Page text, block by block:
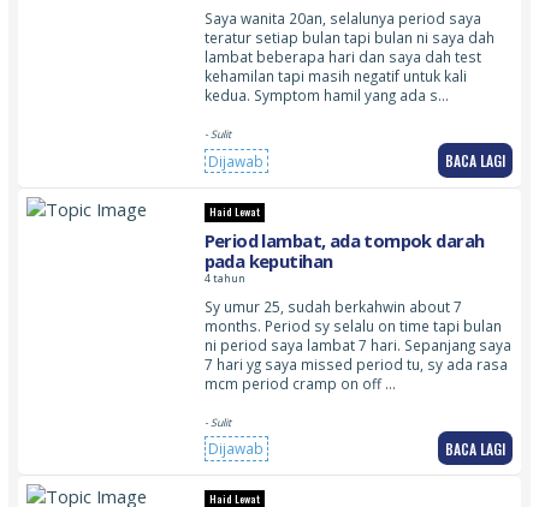
Saya wanita 20an, selalunya period saya
teratur setiap bulan tapi bulan ni saya dah
lambat beberapa hari dan saya dah test
kehamilan tapi masih negatif untuk kali
kedua. Symptom hamil yang ada s…
- Sulit
Dijawab BACA LAGI
Haid Lewat
Period lambat, ada tompok darah
pada keputihan
4 tahun
Sy umur 25, sudah berkahwin about 7
months. Period sy selalu on time tapi bulan
ni period saya lambat 7 hari. Sepanjang saya
7 hari yg saya missed period tu, sy ada rasa
mcm period cramp on off …
- Sulit
Dijawab BACA LAGI
Haid Lewat